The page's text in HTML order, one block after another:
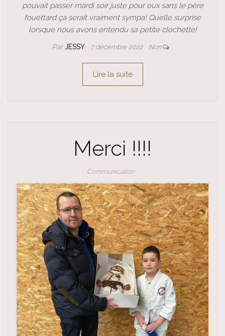
pouvait passer mardi soir juste pour eux sans le père
fouettard ça serait vraiment sympa! Quelle surprise
lorsque nous avons entendu sa petite clochette!
ParJESSY 7 décembre 2022 Non
Lire la suite
Merci !!!!
Communication